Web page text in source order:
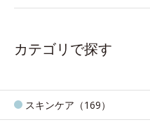
カテゴリで探す
スキンケア（169）